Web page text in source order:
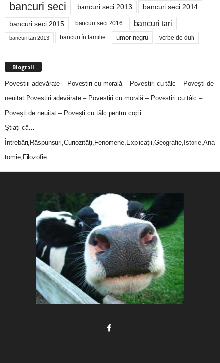
bancuri seci bancuri seci 2013 bancuri seci 2014
bancuri seci 2015 bancuri seci 2016 bancuri tari
bancuri tari 2013 bancuri în familie umor negru vorbe de duh
Blogroll
Povestiri adevărate – Povestiri cu morală – Povestiri cu tâlc – Povești de
neuitat Povestiri adevărate – Povestiri cu morală – Povestiri cu tâlc –
Povești de neuitat – Povești cu tâlc pentru copii
Ştiaţi că…
Întrebări,Răspunsuri,Curiozităţi,Fenomene,Explicaţii,Geografie,Istorie,Ana
tomie,Filozofie